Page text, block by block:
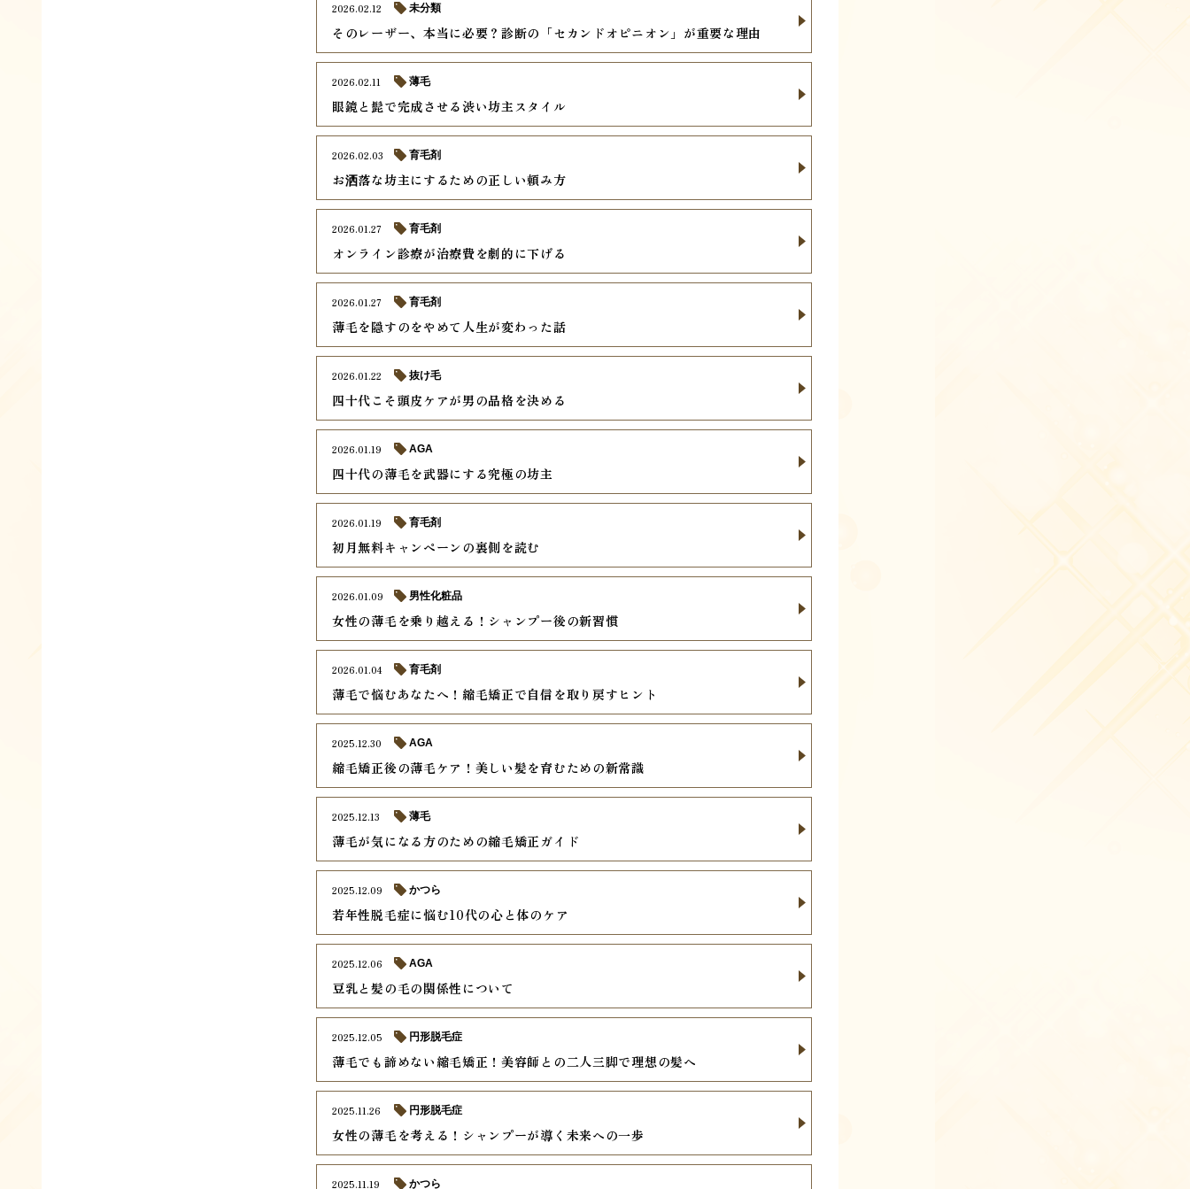
そのレーザー、本当に必要？診断の「セカンドオピニオン」が重要な理由
2026.02.12 未分類
眼鏡と髭で完成させる渋い坊主スタイル
2026.02.11 薄毛
お洒落な坊主にするための正しい頼み方
2026.02.03 育毛剤
オンライン診療が治療費を劇的に下げる
2026.01.27 育毛剤
薄毛を隠すのをやめて人生が変わった話
2026.01.27 育毛剤
四十代こそ頭皮ケアが男の品格を決める
2026.01.22 抜け毛
四十代の薄毛を武器にする究極の坊主
2026.01.19 AGA
初月無料キャンペーンの裏側を読む
2026.01.19 育毛剤
女性の薄毛を乗り越える！シャンプー後の新習慣
2026.01.09 男性化粧品
薄毛で悩むあなたへ！縮毛矯正で自信を取り戻すヒント
2026.01.04 育毛剤
縮毛矯正後の薄毛ケア！美しい髪を育むための新常識
2025.12.30 AGA
薄毛が気になる方のための縮毛矯正ガイド
2025.12.13 薄毛
若年性脱毛症に悩む10代の心と体のケア
2025.12.09 かつら
豆乳と髪の毛の関係性について
2025.12.06 AGA
薄毛でも諦めない縮毛矯正！美容師との二人三脚で理想の髪へ
2025.12.05 円形脱毛症
女性の薄毛を考える！シャンプーが導く未来への一歩
2025.11.26 円形脱毛症
2025.11.19 かつら